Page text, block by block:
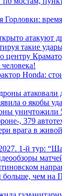
Горловки:
атакуют
такие
центру
Honda:
атаковали
о якобы
уничтожили
, 379
врага в
1-й тур:
больше, чем на